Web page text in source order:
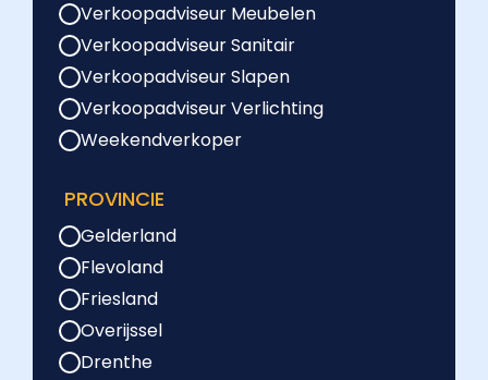
Verkoopadviseur Meubelen
Verkoopadviseur Sanitair
Verkoopadviseur Slapen
Verkoopadviseur Verlichting
Weekendverkoper
PROVINCIE
Gelderland
Flevoland
Friesland
Overijssel
Drenthe